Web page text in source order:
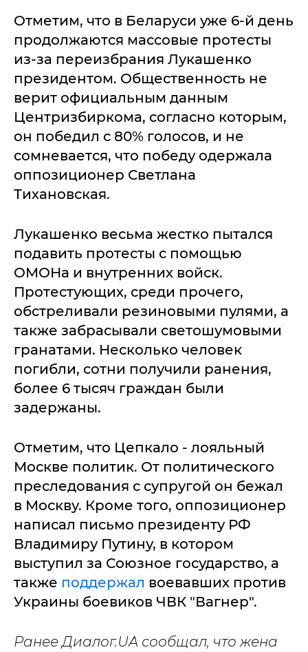
Отметим, что в Беларуси уже 6-й день
продолжаются массовые протесты
из-за переизбрания Лукашенко
президентом. Общественность не
верит официальным данным
Центризбиркома, согласно которым,
он победил с 80% голосов, и не
сомневается, что победу одержала
оппозиционер Светлана
Тихановская.
Лукашенко весьма жестко пытался
подавить протесты с помощью
ОМОНа и внутренних войск.
Протестующих, среди прочего,
обстреливали резиновыми пулями, а
также забрасывали светошумовыми
гранатами. Несколько человек
погибли, сотни получили ранения,
более 6 тысяч граждан были
задержаны.
Отметим, что Цепкало - лояльный
Москве политик. От политического
преследования с супругой он бежал
в Москву. Кроме того, оппозиционер
написал письмо президенту РФ
Владимиру Путину, в котором
выступил за Союзное государство, а
также поддержал воевавших против
Украины боевиков ЧВК "Вагнер".
Ранее Диалог.UA сообщал, что жена